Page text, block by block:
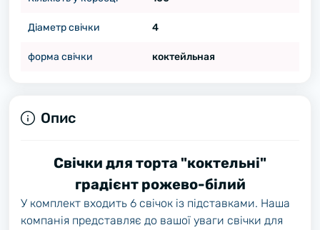
Діаметр свічки 4
форма свічки коктейльная
Опис
Свічки для торта "коктельні"
градієнт рожево-білий
У комплект входить 6 свічок із підставками. Наша
компанія представляє до вашої уваги свічки для